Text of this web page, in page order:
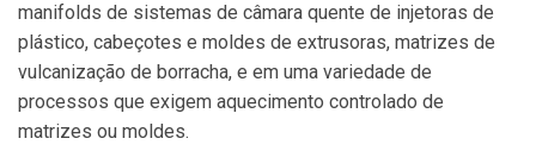
manifolds de sistemas de câmara quente de injetoras de
plástico, cabeçotes e moldes de extrusoras, matrizes de
vulcanização de borracha, e em uma variedade de
processos que exigem aquecimento controlado de
matrizes ou moldes.